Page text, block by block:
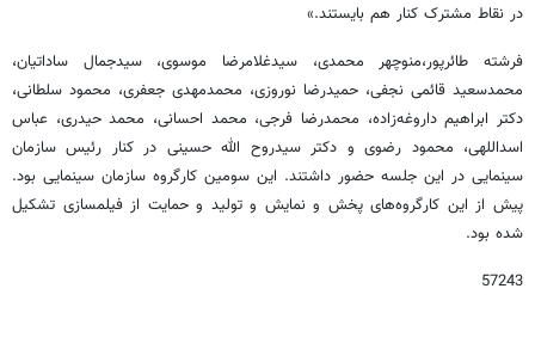
در نقاط مشترک کنار هم بایستند.»
فرشته طائرپور،منوچهر محمدی، سیدغلامرضا موسوی، سیدجمال ساداتیان،
محمدسعید قائمی نجفی، حمیدرضا نوروزی، محمدمهدی جعفری، محمود سلطانی،
دکتر ابراهیم داروغه‌زاده، محمدرضا فرجی، محمد احسانی، محمد حیدری، عباس
اسداللهی، محمود رضوی و دکتر سیدروح الله حسینی در کنار رئیس سازمان
سینمایی در این جلسه حضور داشتند. این سومین کارگروه سازمان سینمایی بود.
پیش از این کارگروه‌های پخش و نمایش و تولید و حمایت از فیلمسازی تشکیل
شده بود.
57243